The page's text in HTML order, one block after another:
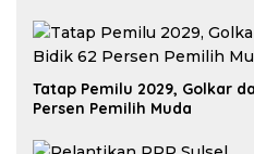
Tatap Pemilu 2029, Golkar
Persen Pemilih Muda